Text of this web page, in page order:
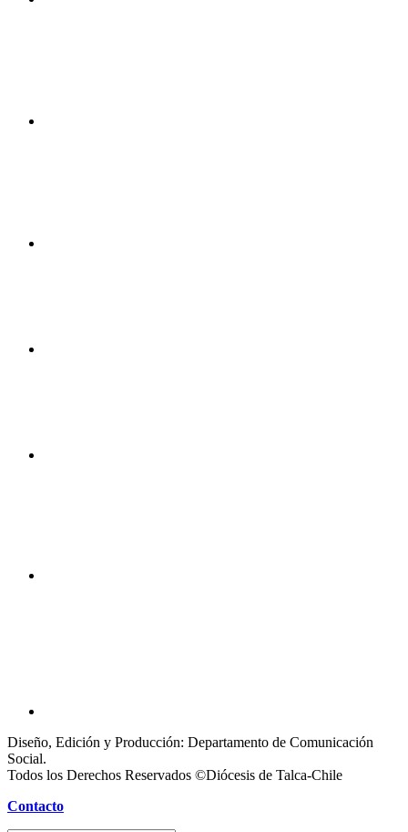
Diseño, Edición y Producción: Departamento de Comunicación
Social.
Todos los Derechos Reservados ©Diócesis de Talca-Chile
Contacto